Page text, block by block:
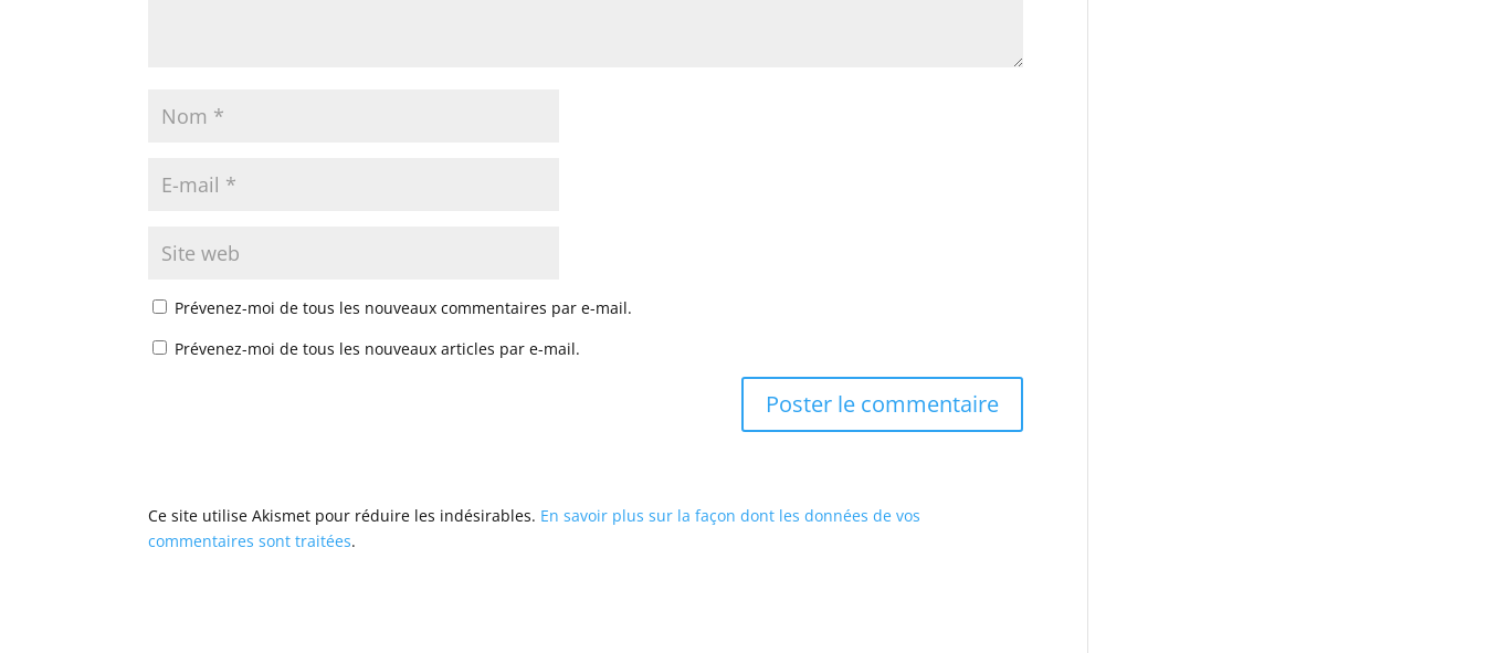
Prévenez-moi de tous les nouveaux commentaires par e-mail.
Prévenez-moi de tous les nouveaux articles par e-mail.
Ce site utilise Akismet pour réduire les indésirables. En savoir plus sur la façon dont les données de vos
commentaires sont traitées.